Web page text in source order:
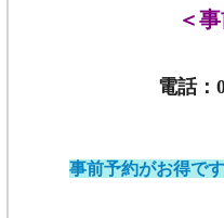
＜
電話：
事前予約がお得です